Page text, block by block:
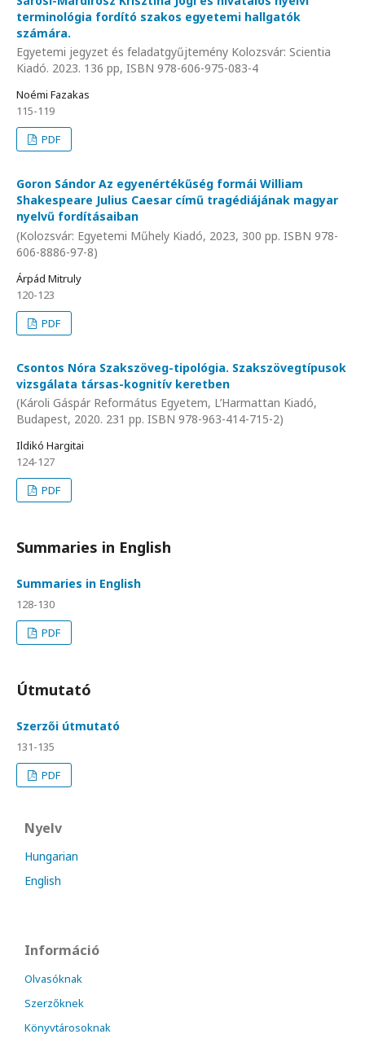
terminológia fordító szakos egyetemi hallgatók
számára.
Egyetemi jegyzet és feladatgyűjtemény Kolozsvár: Scientia
Kiadó. 2023. 136 pp, ISBN 978-606-975-083-4
Noémi Fazakas
115-119
PDF
Goron Sándor Az egyenértékűség formái William
Shakespeare Julius Caesar című tragédiájának magyar
nyelvű fordításaiban
(Kolozsvár: Egyetemi Műhely Kiadó, 2023, 300 pp. ISBN 978-
606-8886-97-8)
Árpád Mitruly
120-123
PDF
Csontos Nóra Szakszöveg-tipológia. Szakszövegtípusok
vizsgálata társas-kognitív keretben
(Károli Gáspár Református Egyetem, L’Harmattan Kiadó,
Budapest, 2020. 231 pp. ISBN 978-963-414-715-2)
Ildikó Hargitai
124-127
PDF
Summaries in English
Summaries in English
128-130
PDF
Útmutató
Szerzői útmutató
131-135
PDF
Nyelv
Hungarian
English
Információ
Olvasóknak
Szerzőknek
Könyvtárosoknak